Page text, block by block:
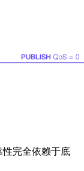
性完全依赖于底